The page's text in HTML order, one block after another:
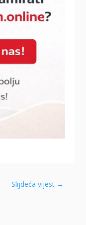
Slijdeća vijest →